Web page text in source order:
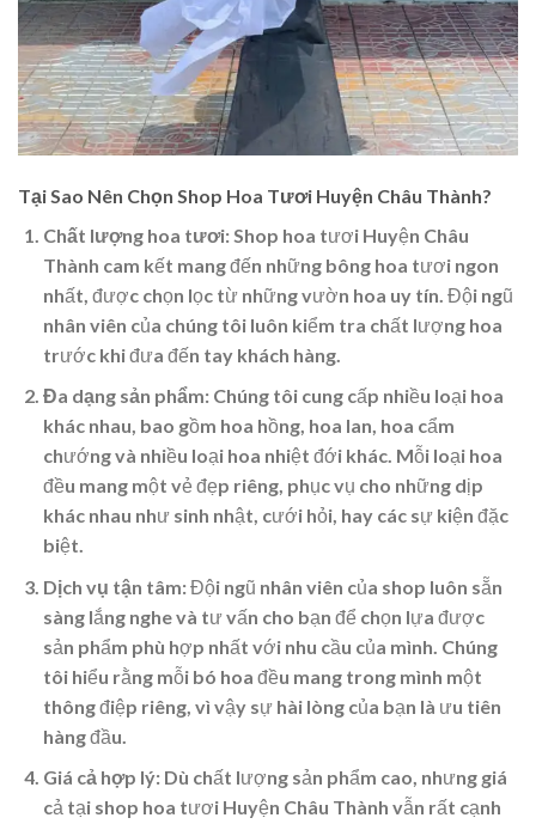
Tại Sao Nên Chọn Shop Hoa Tươi Huyện Châu Thành?
Chất lượng hoa tươi: Shop hoa tươi Huyện Châu
Thành cam kết mang đến những bông hoa tươi ngon
nhất, được chọn lọc từ những vườn hoa uy tín. Đội ngũ
nhân viên của chúng tôi luôn kiểm tra chất lượng hoa
trước khi đưa đến tay khách hàng.
Đa dạng sản phẩm: Chúng tôi cung cấp nhiều loại hoa
khác nhau, bao gồm hoa hồng, hoa lan, hoa cẩm
chướng và nhiều loại hoa nhiệt đới khác. Mỗi loại hoa
đều mang một vẻ đẹp riêng, phục vụ cho những dịp
khác nhau như sinh nhật, cưới hỏi, hay các sự kiện đặc
biệt.
Dịch vụ tận tâm: Đội ngũ nhân viên của shop luôn sẵn
sàng lắng nghe và tư vấn cho bạn để chọn lựa được
sản phẩm phù hợp nhất với nhu cầu của mình. Chúng
tôi hiểu rằng mỗi bó hoa đều mang trong mình một
thông điệp riêng, vì vậy sự hài lòng của bạn là ưu tiên
hàng đầu.
Giá cả hợp lý: Dù chất lượng sản phẩm cao, nhưng giá
cả tại shop hoa tươi Huyện Châu Thành vẫn rất cạnh